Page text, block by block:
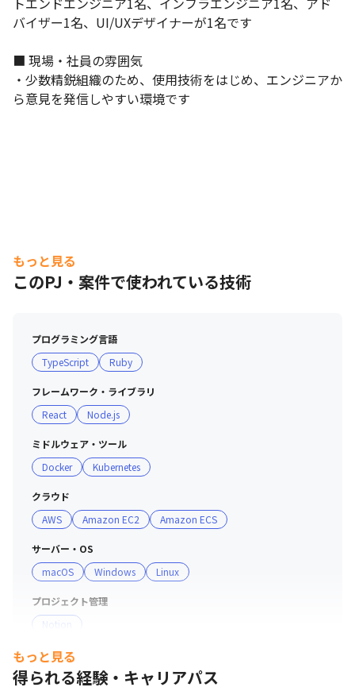
バイザー1名、UI/UXデザイナーが1名です
■ 現場・社員の雰囲気
・少数精鋭組織のため、使用技術をはじめ、エンジニアか
ら意見を発信しやすい環境です
もっと見る
このPJ・案件で使われている技術
プログラミング言語
TypeScript
Ruby
フレームワーク・ライブラリ
React
Node.js
ミドルウェア・ツール
Docker
Kubernetes
クラウド
AWS
Amazon EC2 Amazon ECS
サーバー・OS
macOS
Windows Linux
プロジェクト管理
Notion
コミュニケーションツール
Slack
もっと見る
得られる経験・キャリアパス